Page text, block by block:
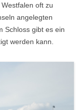
oft zu
angelegten
Schloss gibt es ein
werden kann.